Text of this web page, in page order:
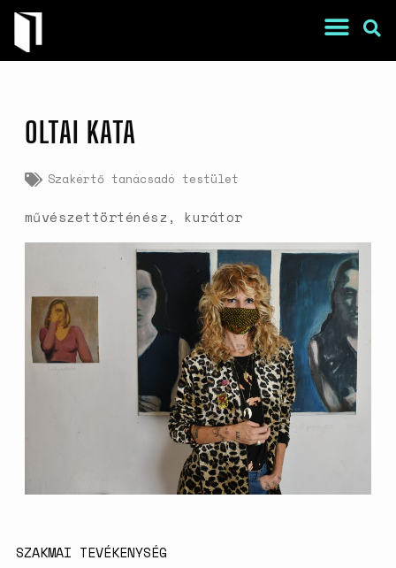
Zweiter Weltkrieg: Sexuelle
Gewalt als Kriegswaffe
Book of Sorrows: Kosovo War
Rape Survivors Tell Their
Stories
A háborús nemi erőszak és a
nőgyógyász lobbi hatása a
magyarországi
születésszabályozási
rendszerre
Bálsój szerelem a málenkij
robot idején
OLTAI KATA
Szakértő tanácsadó testület
művészettörténész, kurátor
SZAKMAI TEVÉKENYSÉG